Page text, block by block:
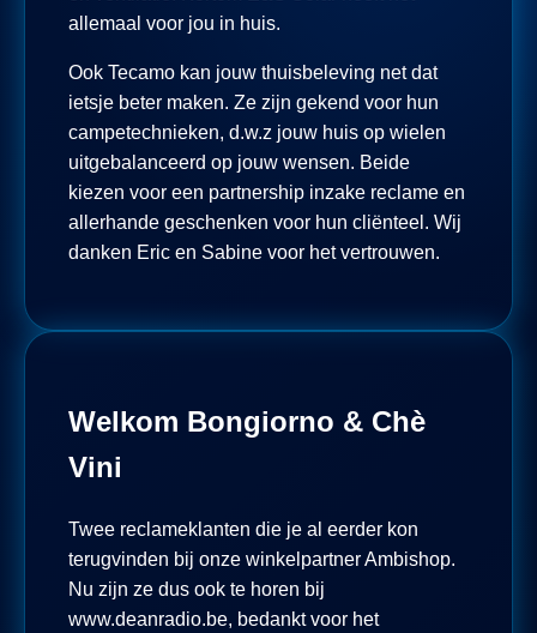
allemaal voor jou in huis.
Ook Tecamo kan jouw thuisbeleving net dat
ietsje beter maken. Ze zijn gekend voor hun
campetechnieken, d.w.z jouw huis op wielen
uitgebalanceerd op jouw wensen. Beide
kiezen voor een partnership inzake reclame en
allerhande geschenken voor hun cliënteel. Wij
danken Eric en Sabine voor het vertrouwen.
Welkom Bongiorno & Chè
Vini
Twee reclameklanten die je al eerder kon
terugvinden bij onze winkelpartner Ambishop.
Nu zijn ze dus ook te horen bij
www.deanradio.be, bedankt voor het